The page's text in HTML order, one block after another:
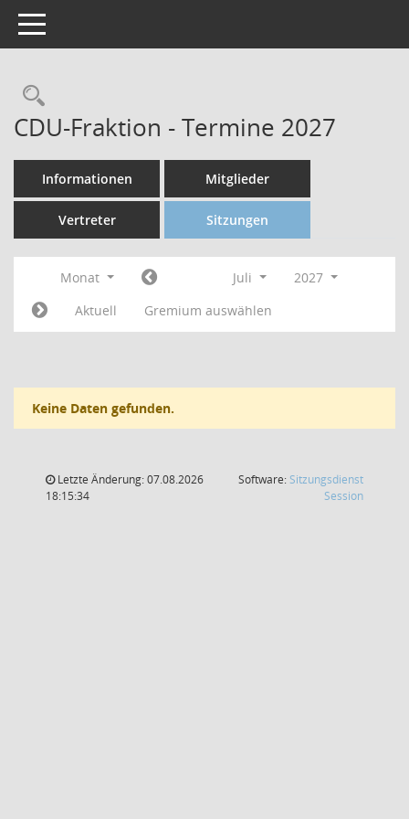
Toggle navigation
CDU-Fraktion - Termine 2027
Informationen Mitglieder
Vertreter Sitzungen
Monat Juli
2027
Aktuell
Gremium auswählen
Keine Daten gefunden.
Letzte Änderung: 07.08.2026
18:15:34
Software: Sitzungsdienst
Session(Wird in